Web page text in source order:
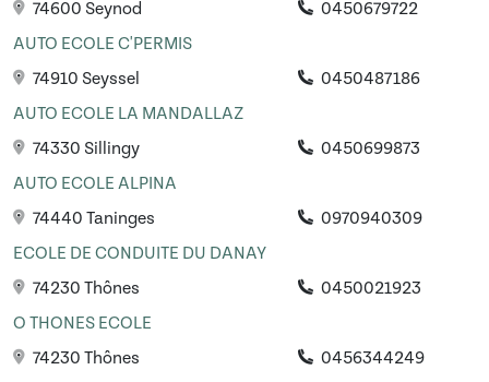
74600 Seynod
0450679722
AUTO ECOLE C'PERMIS
74910 Seyssel
0450487186
AUTO ECOLE LA MANDALLAZ
74330 Sillingy
0450699873
AUTO ECOLE ALPINA
74440 Taninges
0970940309
ECOLE DE CONDUITE DU DANAY
74230 Thônes
0450021923
O THONES ECOLE
74230 Thônes
0456344249